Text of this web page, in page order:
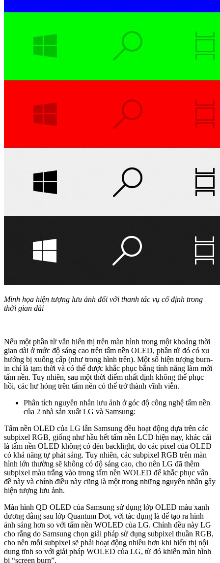
Minh họa hiện tượng lưu ảnh đối với thanh tác vụ cố định trong
thời gian dài
Nếu một phần tử vẫn hiển thị trên màn hình trong một khoảng thời
gian dài ở mức độ sáng cao trên tấm nền OLED, phần tử đó có xu
hướng bị xuống cấp (như trong hình trên). Một số hiện tượng burn-
in chỉ là tạm thời và có thể được khắc phục bằng tính năng làm mới
tấm nền. Tuy nhiên, sau một thời điểm nhất định không thể phục
hồi, các hư hỏng trên tấm nền có thể trở thành vĩnh viễn.
Phân tích nguyên nhân lưu ảnh ở góc độ công nghệ tấm nền
của 2 nhà sản xuất LG và Samsung:
Tấm nền OLED của LG lẫn Samsung đều hoạt động dựa trên các
subpixel RGB, giống như hầu hết tấm nền LCD hiện nay, khác cái
là tấm nền OLED không có đèn backlight, do các pixel của OLED
có khả năng tự phát sáng. Tuy nhiên, các subpixel RGB trên màn
hình lớn thường sẽ không có độ sáng cao, cho nên LG đã thêm
subpixel màu trắng vào trong tấm nền WOLED để khắc phục vấn
đề này và chính điều này cũng là một trong những nguyên nhân gây
hiện tượng lưu ảnh.
Màn hình QD OLED của Samsung sử dụng lớp OLED màu xanh
dương đằng sau lớp Quantum Dot, với tác dụng là để tạo ra hình
ảnh sáng hơn so với tấm nền WOLED của LG. Chính đều này LG
cho rằng do Samsung chọn giải pháp sử dụng subpixel thuần RGB,
cho nên mỗi subpixel sẽ phải hoạt động nhiều hơn khi hiển thị nội
dung tĩnh so với giải pháp WOLED của LG, từ đó khiến màn hình
bị “screen burn”.